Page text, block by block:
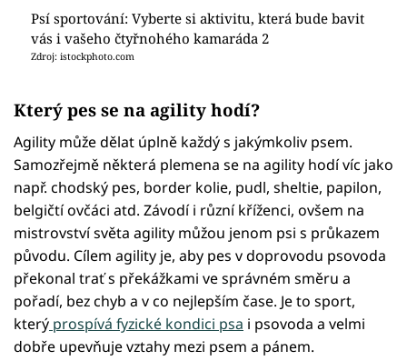
Psí sportování: Vyberte si aktivitu, která bude bavit
vás i vašeho čtyřnohého kamaráda 2
Zdroj: istockphoto.com
Který pes se na agility hodí?
Agility může dělat úplně každý s jakýmkoliv psem.
Samozřejmě některá plemena se na agility hodí víc jako
např. chodský pes, border kolie, pudl, sheltie, papilon,
belgičtí ovčáci atd. Závodí i různí kříženci, ovšem na
mistrovství světa agility můžou jenom psi s průkazem
původu. Cílem agility je, aby pes v doprovodu psovoda
překonal trať s překážkami ve správném směru a
pořadí, bez chyb a v co nejlepším čase. Je to sport,
který prospívá fyzické kondici psa i psovoda a velmi
dobře upevňuje vztahy mezi psem a pánem.